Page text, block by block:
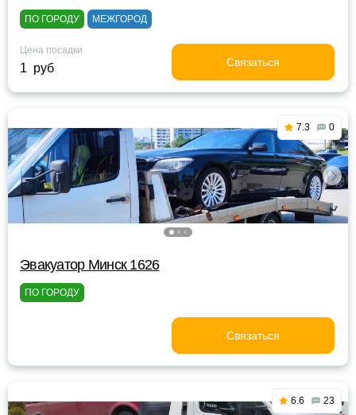
ПО ГОРОДУ МЕЖГОРОД
Цена посадки
1 руб Связаться
7.3 0
Эвакуатор Минск 1626
ПО ГОРОДУ
Связаться
6.6 23